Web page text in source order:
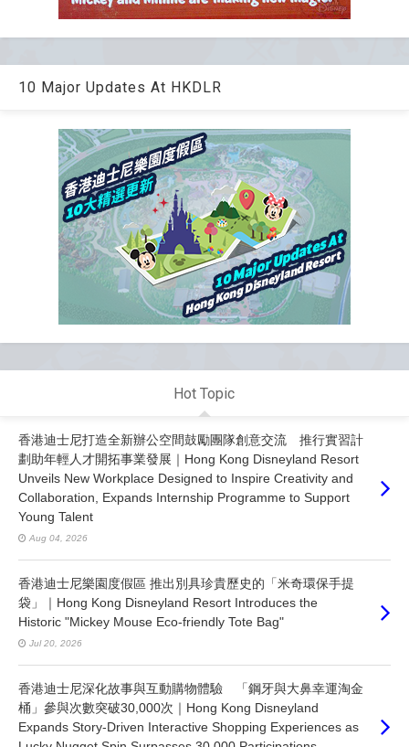
10 Major Updates At HKDLR
Hot Topic
香港迪士尼打造全新辦公空間鼓勵團隊創意交流 推行實習計
劃助年輕人才開拓事業發展｜Hong Kong Disneyland Resort
Unveils New Workplace Designed to Inspire Creativity and
Collaboration, Expands Internship Programme to Support
Young Talent
Aug 04, 2026
香港迪士尼樂園度假區 推出別具珍貴歷史的「米奇環保手提
袋」｜Hong Kong Disneyland Resort Introduces the
Historic "Mickey Mouse Eco-friendly Tote Bag"
Jul 20, 2026
香港迪士尼深化故事與互動購物體驗 「鋼牙與大鼻幸運淘金
桶」參與次數突破30,000次｜Hong Kong Disneyland
Expands Story-Driven Interactive Shopping Experiences as